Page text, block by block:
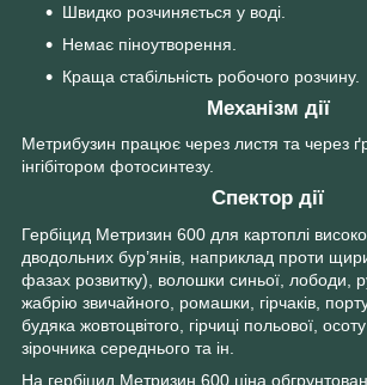
Швидко розчиняється у воді.
Немає піноутворення.
Краща стабільність робочого розчину.
Механізм дії
Метрибузин працює через листя та через
інгібітором фотосинтезу.
Спектор дії
Гербіцид Метризин 600 для картоплі
дводольних бур’янів, наприклад проти
фазах розвитку), волошки синьої, лободи,
жабрію звичайного, ромашки, гірчаків,
будяка жовтоцвітого, гірчиці польової,
зірочника середнього та ін.
На гербіцид Метризин 600 ціна